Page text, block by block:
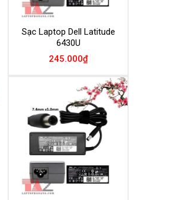
Sạc Laptop Dell Latitude
6430U
245.000₫
Add to
Wishlist